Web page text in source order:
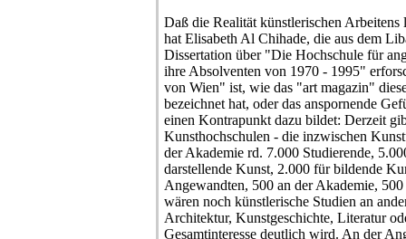
Daß die Realität künstlerischen
hat Elisabeth Al Chihade, die aus dem
Dissertation über "Die Hochschule für
ihre Absolventen von 1970 - 1995"
von Wien" ist, wie das "art magazin"
bezeichnet hat, oder das anspornende
einen Kontrapunkt dazu bildet: Derzeit
Kunsthochschulen - die inzwischen
der Akademie rd. 7.000 Studierende,
darstellende Kunst, 2.000 für bildende
Angewandten, 500 an der Akademie,
wären noch künstlerische Studien an
Architektur, Kunstgeschichte, Literatur
Gesamtinteresse deutlich wird. An der